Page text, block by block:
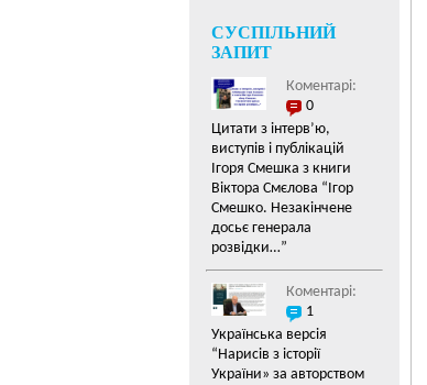
СУСПІЛЬНИЙ
ЗАПИТ
Коментарі:
0
Цитати з інтерв’ю,
виступів і публікацій
Ігоря Смешка з книги
Віктора Смєлова “Ігор
Смешко. Незакінчене
досьє генерала
розвідки…”
Коментарі:
1
Українська версія
“Нарисів з історії
України» за авторством